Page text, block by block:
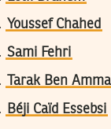
Youssef Chahed
Sami Fehri
Tarak Ben
Béji Caïd Essebsi